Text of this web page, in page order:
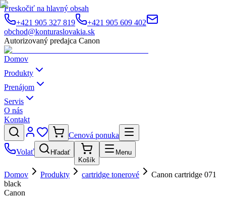
Preskočiť na hlavný obsah
+421 905 327 819
+421 905 609 402
obchod@konturaslovakia.sk
Autorizovaný predajca Canon
Domov
Produkty
Prenájom
Servis
O nás
Kontakt
Cenová ponuka
Volať
Hľadať
Košík
Menu
Domov Produkty cartridge tonerové
Canon cartridge 071
black
Canon